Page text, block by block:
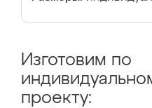
Изготовим по
проекту: